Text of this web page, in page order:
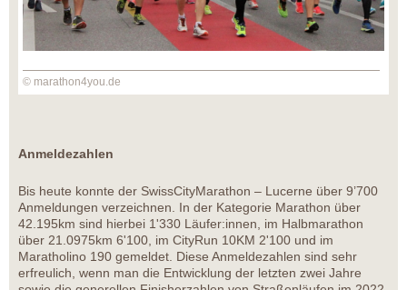
© marathon4you.de
Anmeldezahlen
Bis heute konnte der SwissCityMarathon – Lucerne über 9’700
Anmeldungen verzeichnen. In der Kategorie Marathon über
42.195km sind hierbei 1'330 Läufer:innen, im Halbmarathon
über 21.0975km 6'100, im CityRun 10KM 2'100 und im
Maratholino 190 gemeldet. Diese Anmeldezahlen sind sehr
erfreulich, wenn man die Entwicklung der letzten zwei Jahre